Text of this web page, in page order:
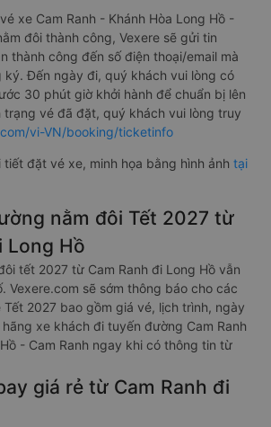
xe Cam Ranh - Khánh Hòa Long Hồ -
đôi thành công, Vexere sẽ gửi tin
thành công đến số điện thoại/email mà
ký. Đến ngày đi, quý khách vui lòng có
30 phút giờ khởi hành để chuẩn bị lên
trạng vé đã đặt, quý khách vui lòng truy
vi-VN/booking/ticketinfo
tiết đặt vé xe, minh họa bằng hình ảnh tại
nằm đôi Tết 2027 từ
Long Hồ
tết 2027 từ Cam Ranh đi Long Hồ vẫn
Vexere.com sẽ sớm thông báo cho các
2027 bao gồm giá vé, lịch trình, ngày
xe khách đi tuyến đường Cam Ranh
- Cam Ranh ngay khi có thông tin từ
giá rẻ từ Cam Ranh đi